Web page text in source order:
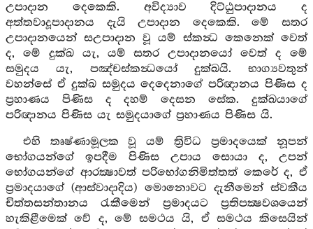
උපාදාන දෙකෙකි. අවිද්‍යාව දිට්ඨුපාදානය ද
අත්තවාදූපාදානය දැයි උපාදාන දෙකෙකි. මේ සතර
උපාදානයෙන් සඋපාදාන වූ යම් ස්කන්‍ධ කෙනෙක් වෙත්
ද, මේ දුක්ඛ යැ, යම් සතර උපාදානයෝ වෙත් ද මේ
සමුදය යැ, පඤ්චස්කන්‍ධයෝ දුක්ඛයි. භාග්‍යවතුන්
වහන්සේ ඒ දුක්ඛ සමුදය දෙදෙනාගේ පරිඥානය පිණිස ද
ප්‍රහාණය පිණිස ද දහම් දෙසන සේක. දුක්ඛයාගේ
පරිඥානය පිණිස යැ සමුදයාගේ ප්‍රහාණය පිණිස යි.
එහි තෘෂ්ණාමූලක වූ යම් ත්‍රිවිධ ප්‍රමාදයෙක් නූපන්
භෝගයන්ගේ ඉපදීම පිණිස උපාය සොයා ද, උපන්
භෝගයන්ගේ ආරක්‍ෂාවත් පරිභෝගනිමිත්තත් කෙරේ ද, ඒ
ප්‍රමාදයාගේ (ආස්වාදාදිය) මොනොවට දැනීමෙන් ස්වකීය
චිත්තසන්තානය රැකීමෙන් ප්‍රමාදයට ප්‍රතිපක්‍ෂවශයෙන්
හැකිළීමෙක් වේ ද, මේ සමථය යි, ඒ සමථය කිසෙයින්